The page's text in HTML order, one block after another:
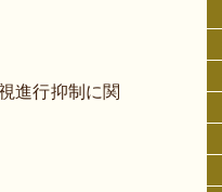
進行抑制に関